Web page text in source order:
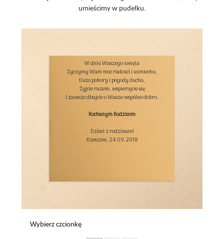
umieścimy w pudełku.
W dniu Waszego święta
Życzymy Wam moc radości i uśmiechu,
Dużo pokory i pogody ducha,
Żyjcie razem, wspierajcie się
I zawsze dbajcie o Wasze wspólne dobro.
Kochanym Rodzicom
Dzieci z rodzinami
Rzeszów, 24.09.2018
Wybierz czcionkę